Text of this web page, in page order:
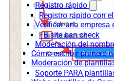
Registro rápido
Registro rápido con
Verificar una empresa
FB site ban check
Moderación del
Cómo escribir primero
Moderación de
Soporte PARA